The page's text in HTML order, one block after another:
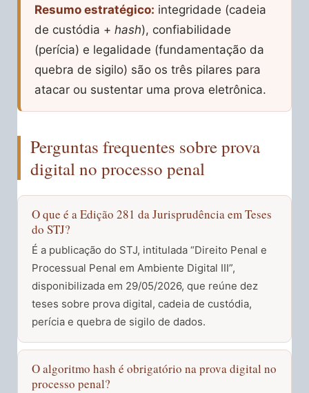
Resumo estratégico: integridade (cadeia
de custódia + hash), confiabilidade
(perícia) e legalidade (fundamentação da
quebra de sigilo) são os três pilares para
atacar ou sustentar uma prova eletrônica.
Perguntas frequentes sobre prova
digital no processo penal
O que é a Edição 281 da Jurisprudência em Teses
do STJ?
É a publicação do STJ, intitulada “Direito Penal e
Processual Penal em Ambiente Digital III”,
disponibilizada em 29/05/2026, que reúne dez
teses sobre prova digital, cadeia de custódia,
perícia e quebra de sigilo de dados.
O algoritmo hash é obrigatório na prova digital no
processo penal?